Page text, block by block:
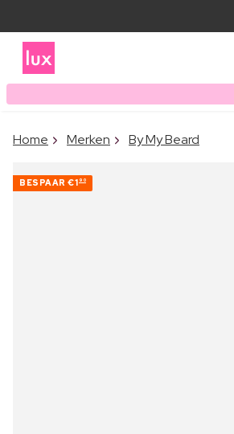
Home Merken By My Beard
BESPAAR €1 90